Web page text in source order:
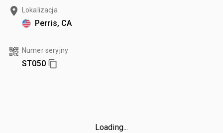
Lokalizacja
Perris, CA
Numer seryjny
ST050
Loading...